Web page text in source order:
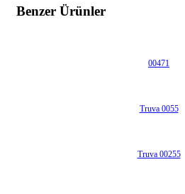
Benzer Ürünler
00471
Truva 0055
Truva 00255